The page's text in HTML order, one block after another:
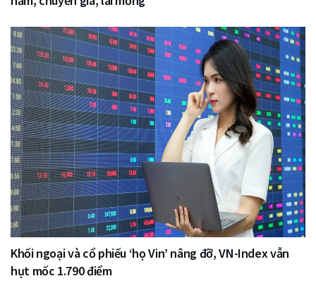
Khối ngoại và cổ phiếu ‘họ Vin’ nâng đỡ, VN-Index vẫn
hụt mốc 1.790 điểm